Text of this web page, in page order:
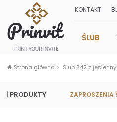
KONTAKT
ŚLUB
Strona główna Slub 342 z
PRODUKTY ZAPROSZENIA